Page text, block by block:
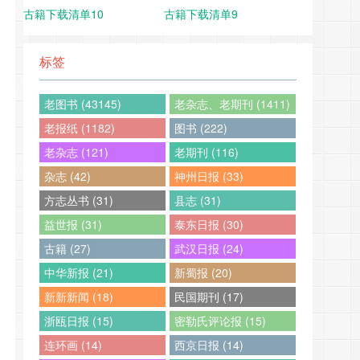
古籍下载清单10 古籍下载清单9
标签
老图书 (43145)
老杂志、老期刊 (1411)
老报纸 (1182)
图书 (222)
老杂志 (121)
老期刊 (116)
杂志 (42)
神州日报 (33)
方志丛书 (31)
县志 (31)
益世报 (31)
泰东日报 (30)
古籍 (27)
武汉日报 (24)
中华新报 (21)
新蜀报 (20)
新新新闻 (18)
民国期刊 (17)
浙瓯日报 (15)
密勒氏评论报 (15)
连环画 (14)
西京日报 (14)